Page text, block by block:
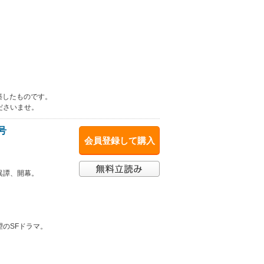
たものです。
いませ。
会員登録して購入
、開幕。
SFドラマ。